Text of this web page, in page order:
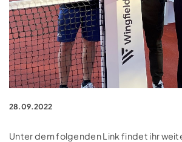
28.09.2022
Unter dem folgenden Link findet ihr